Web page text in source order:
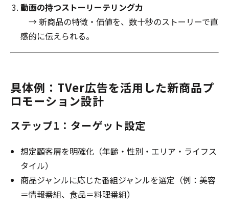
動画の持つストーリーテリング力
→ 新商品の特徴・価値を、数十秒のストーリーで直
感的に伝えられる。
具体例：TVer広告を活用した新商品プ
ロモーション設計
ステップ1：ターゲット設定
想定顧客層を明確化（年齢・性別・エリア・ライフス
タイル）
商品ジャンルに応じた番組ジャンルを選定（例：美容
＝情報番組、食品＝料理番組）